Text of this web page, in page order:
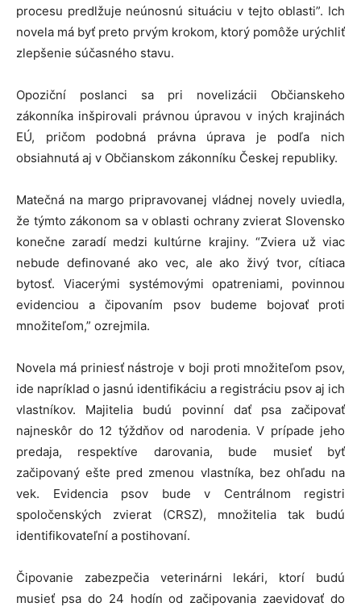
procesu predlžuje neúnosnú situáciu v tejto oblasti”. Ich
novela má byť preto prvým krokom, ktorý pomôže urýchliť
zlepšenie súčasného stavu.
Opoziční poslanci sa pri novelizácii Občianskeho
zákonníka inšpirovali právnou úpravou v iných krajinách
EÚ, pričom podobná právna úprava je podľa nich
obsiahnutá aj v Občianskom zákonníku Českej republiky.
Matečná na margo pripravovanej vládnej novely uviedla,
že týmto zákonom sa v oblasti ochrany zvierat Slovensko
konečne zaradí medzi kultúrne krajiny. “Zviera už viac
nebude definované ako vec, ale ako živý tvor, cítiaca
bytosť. Viacerými systémovými opatreniami, povinnou
evidenciou a čipovaním psov budeme bojovať proti
množiteľom,” ozrejmila.
Novela má priniesť nástroje v boji proti množiteľom psov,
ide napríklad o jasnú identifikáciu a registráciu psov aj ich
vlastníkov. Majitelia budú povinní dať psa začipovať
najneskôr do 12 týždňov od narodenia. V prípade jeho
predaja, respektíve darovania, bude musieť byť
začipovaný ešte pred zmenou vlastníka, bez ohľadu na
vek. Evidencia psov bude v Centrálnom registri
spoločenských zvierat (CRSZ), množitelia tak budú
identifikovateľní a postihovaní.
Čipovanie zabezpečia veterinárni lekári, ktorí budú
musieť psa do 24 hodín od začipovania zaevidovať do